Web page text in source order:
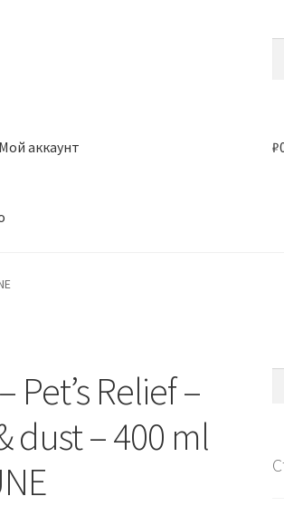
Мой аккаунт ₽
Pet’s Relief –
dust – 400 ml